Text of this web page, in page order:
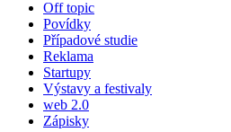
Off topic
Povídky
Případové studie
Reklama
Startupy
Výstavy a festivaly
web 2.0
Zápisky